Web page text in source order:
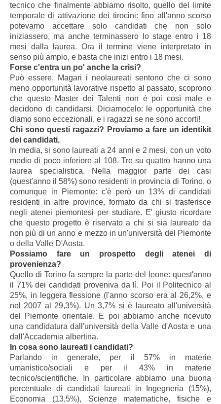
tecnico che finalmente abbiamo risolto, quello del limite
temporale di attivazione dei tirocini: fino all'anno scorso
potevamo accettare solo candidati che non solo
iniziassero, ma anche terminassero lo stage entro i 18
mesi dalla laurea. Ora il termine viene interpretato in
senso più ampio, e basta che inizi entro i 18 mesi.
Forse c'entra un po' anche la crisi?
Può essere. Magari i neolaureati sentono che ci sono
meno opportunità lavorative rispetto al passato, scoprono
che questo Master dei Talenti non è poi così male e
decidono di candidarsi. Diciamocelo: le opportunità che
diamo sono eccezionali, e i ragazzi se ne sono accorti!
Chi sono questi ragazzi? Proviamo a fare un identikit
dei candidati.
In media, si sono laureati a 24 anni e 2 mesi, con un voto
medio di poco inferiore al 108. Tre su quattro hanno una
laurea specialistica. Nella maggior parte dei casi
(quest'anno il 58%) sono residenti in provincia di Torino, o
comunque in Piemonte: c'è però un 13% di candidati
residenti in altre province, formato da chi si trasferisce
negli atenei piemontesi per studiare. E' giusto ricordare
che questo progetto è riservato a chi si sia laureato da
non più di un anno e mezzo in un'università del Piemonte
o della Valle D'Aosta.
Possiamo fare un prospetto degli atenei di
provenienza?
Quello di Torino fa sempre la parte del leone: quest'anno
il 71% dei candidati proveniva da lì. Poi il Politecnico al
25%, in leggera flessione (l'anno scorso era al 26,2%, e
nel 2007 al 29,3%). Un 3,7% si è laureato all'università
del Piemonte orientale. E poi abbiamo anche ricevuto
una candidatura dall'università della Valle d'Aosta e una
dall'Accademia albertina.
In cosa sono laureati i candidati?
Parlando in generale, per il 57% in materie
umanistico/sociali e per il 43% in materie
tecnico/scientifiche. In particolare abbiamo una buona
percentuale di candidati laureati in Ingegneria (15%),
Economia (13,5%), Scienze matematiche, fisiche e